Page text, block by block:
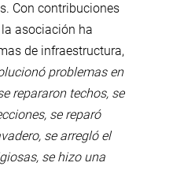
Con contribuciones
asociación ha
de infraestructura,
problemas en
repararon techos, se
se reparó
se arregló el
se hizo una